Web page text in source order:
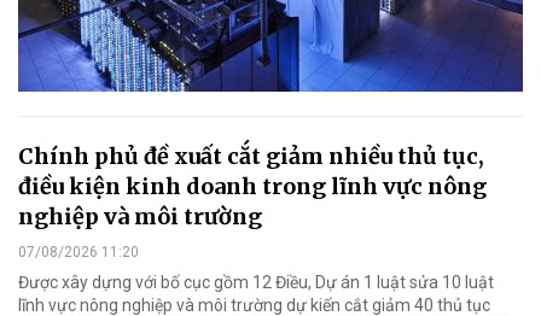
Chính phủ đề xuất cắt giảm nhiều thủ tục,
điều kiện kinh doanh trong lĩnh vực nông
nghiệp và môi trường
07/08/2026 11:20
Được xây dựng với bố cục gồm 12 Điều, Dự án 1 luật sửa 10 luật
lĩnh vực nông nghiệp và môi trường dự kiến cắt giảm 40 thủ tục